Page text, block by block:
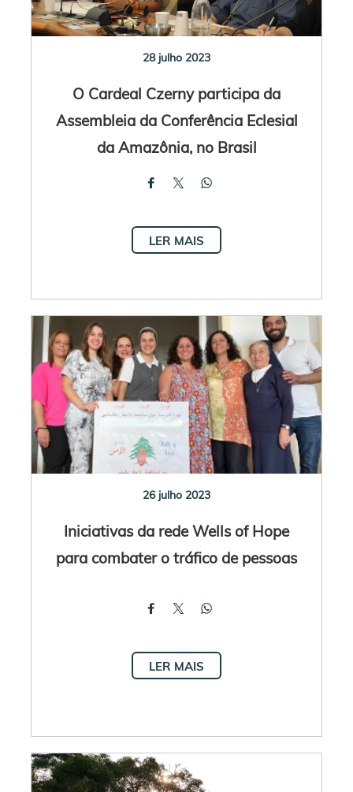
28 julho 2023
O Cardeal Czerny participa da
Assembleia da Conferência Eclesial
da Amazônia, no Brasil
LER MAIS
26 julho 2023
Iniciativas da rede Wells of Hope
para combater o tráfico de pessoas
LER MAIS